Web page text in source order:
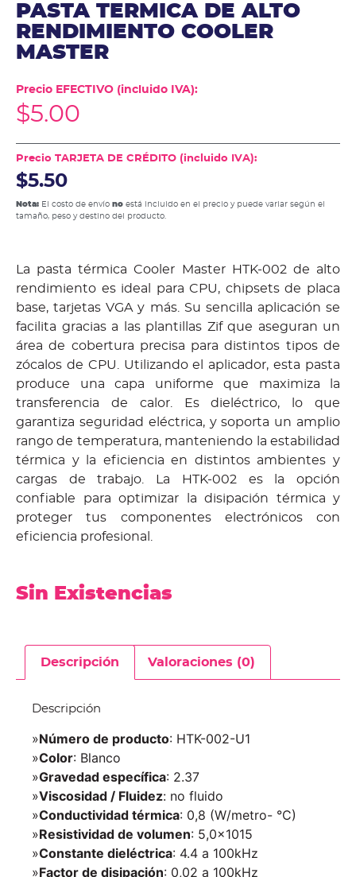
PASTA TERMICA DE ALTO
RENDIMIENTO COOLER
MASTER
Precio EFECTIVO (incluido IVA):
$5.00
Precio TARJETA DE CRÉDITO (incluido IVA):
$5.50
Nota: El costo de envío no está incluido en el precio y puede variar según el
tamaño, peso y destino del producto.
La pasta térmica Cooler Master HTK-002 de alto
rendimiento es ideal para CPU, chipsets de placa
base, tarjetas VGA y más. Su sencilla aplicación se
facilita gracias a las plantillas Zif que aseguran un
área de cobertura precisa para distintos tipos de
zócalos de CPU. Utilizando el aplicador, esta pasta
produce una capa uniforme que maximiza la
transferencia de calor. Es dieléctrico, lo que
garantiza seguridad eléctrica, y soporta un amplio
rango de temperatura, manteniendo la estabilidad
térmica y la eficiencia en distintos ambientes y
cargas de trabajo. La HTK-002 es la opción
confiable para optimizar la disipación térmica y
proteger tus componentes electrónicos con
eficiencia profesional.
Sin Existencias
Descripción Valoraciones (0)
Descripción
»Número de producto: HTK-002-U1
»Color: Blanco
»Gravedad específica: 2.37
»Viscosidad / Fluidez: no fluido
»Conductividad térmica: 0,8 (W/metro- °C)
»Resistividad de volumen: 5,0×1015
»Constante dieléctrica: 4.4 a 100kHz
»Factor de disipación: 0,02 a 100kHz